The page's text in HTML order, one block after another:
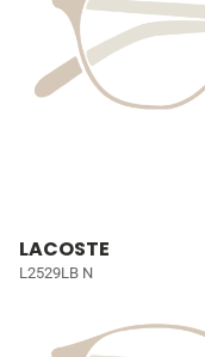
LACOSTE
L2529LB N